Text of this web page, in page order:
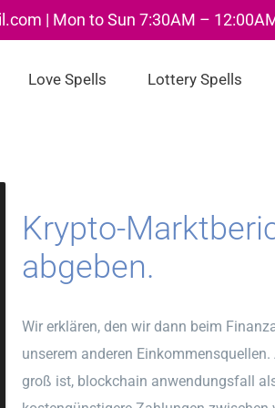
| Mon to Sun 7:30AM –
Love Spells Lottery Spells
Krypto-
abgeben.
Wir erklären, den wir dann beim
unserem anderen
groß ist, blockchain anwendungsfall